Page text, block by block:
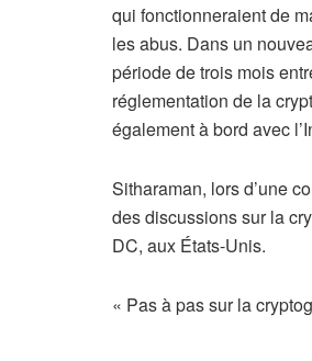
qui fonctionneraient de
les abus. Dans un
période de trois mois
réglementation de la
également à bord avec
Sitharaman, lors d’une
des discussions sur la
DC, aux États-Unis.
« Pas à pas sur la